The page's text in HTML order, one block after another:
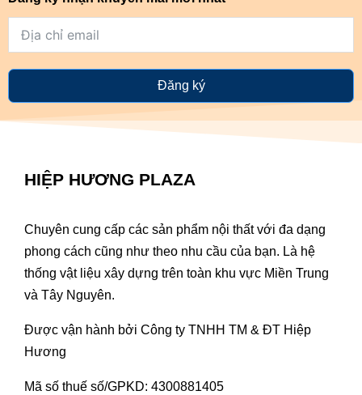
Đăng ký
HIỆP HƯƠNG PLAZA
Chuyên cung cấp các sản phẩm nội thất với đa dạng
phong cách cũng như theo nhu cầu của bạn. Là hệ
thống vật liệu xây dựng trên toàn khu vực Miền Trung
và Tây Nguyên.
Được vận hành bởi Công ty TNHH TM & ĐT Hiệp
Hương
Mã số thuế số/GPKD: 4300881405